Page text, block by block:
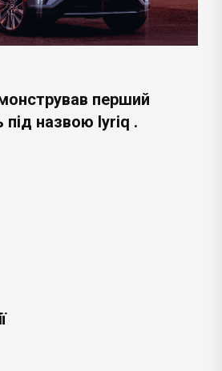
перший
під назвою lyriq .